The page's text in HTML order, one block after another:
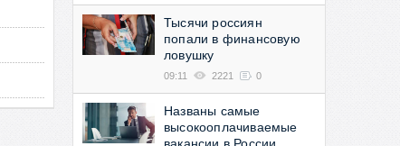
Тысячи россиян
попали в финансовую
ловушку
09:11 2221 0
Названы самые
высокооплачиваемые